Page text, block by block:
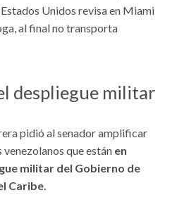
Unidos revisa en Miami
al final no transporta
despliegue militar
pidió al senador amplificar
venezolanos que están en
militar del Gobierno de
Caribe.